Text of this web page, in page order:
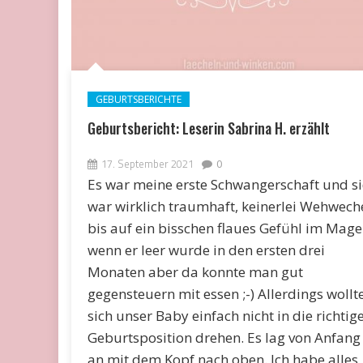
GEBURTSBERICHTE
Geburtsbericht: Leserin Sabrina H. erzählt
17. September 2021 0
Es war meine erste Schwangerschaft und
war wirklich traumhaft, keinerlei
bis auf ein bisschen flaues Gefühl im
wenn er leer wurde in den ersten drei
Monaten aber da konnte man gut
gegensteuern mit essen ;-) Allerdings
sich unser Baby einfach nicht in die richtige
Geburtsposition drehen. Es lag von Anfang
an mit dem Kopf nach oben. Ich habe alles